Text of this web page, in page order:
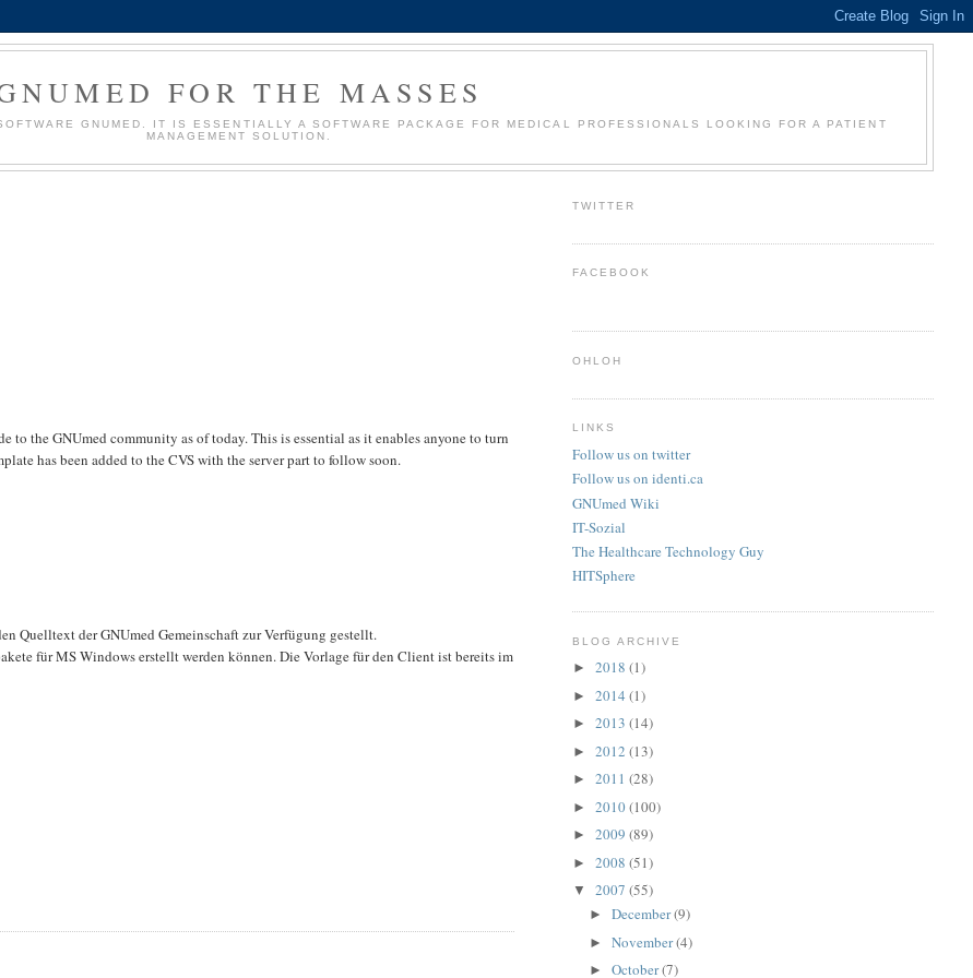
FOR THE MASSES
GNUMED. IT IS ESSENTIALLY A SOFTWARE PACKAGE FOR MEDICAL PROFESSIONALS LOOKING FOR A PATIENT
MANAGEMENT SOLUTION.
to the GNUmed community as of today. This is essential as it enables anyone to turn
has been added to the CVS with the server part to follow soon.
Quelltext der GNUmed Gemeinschaft zur Verfügung gestellt.
für MS Windows erstellt werden können. Die Vorlage für den Client ist bereits im
TWITTER
FACEBOOK
OHLOH
LINKS
Follow us on twitter
Follow us on identi.ca
GNUmed Wiki
IT-Sozial
The Healthcare Technology Guy
HITSphere
BLOG ARCHIVE
► 2018 (1)
► 2014 (1)
► 2013 (14)
► 2012 (13)
► 2011 (28)
► 2010(100)
► 2009 (89)
► 2008 (51)
▼ 2007 (55)
►December(9)
►November(4)
►October(7)